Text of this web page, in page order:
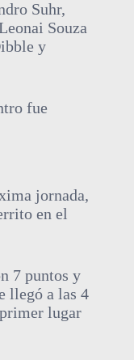
Suhr,
Souza
y
fue
jornada,
en el
7 puntos y
llegó a las 4
lugar